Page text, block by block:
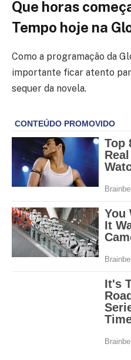
Que horas
Tempo hoje na
Como a programação da
importante ficar atento
sequer da novela.